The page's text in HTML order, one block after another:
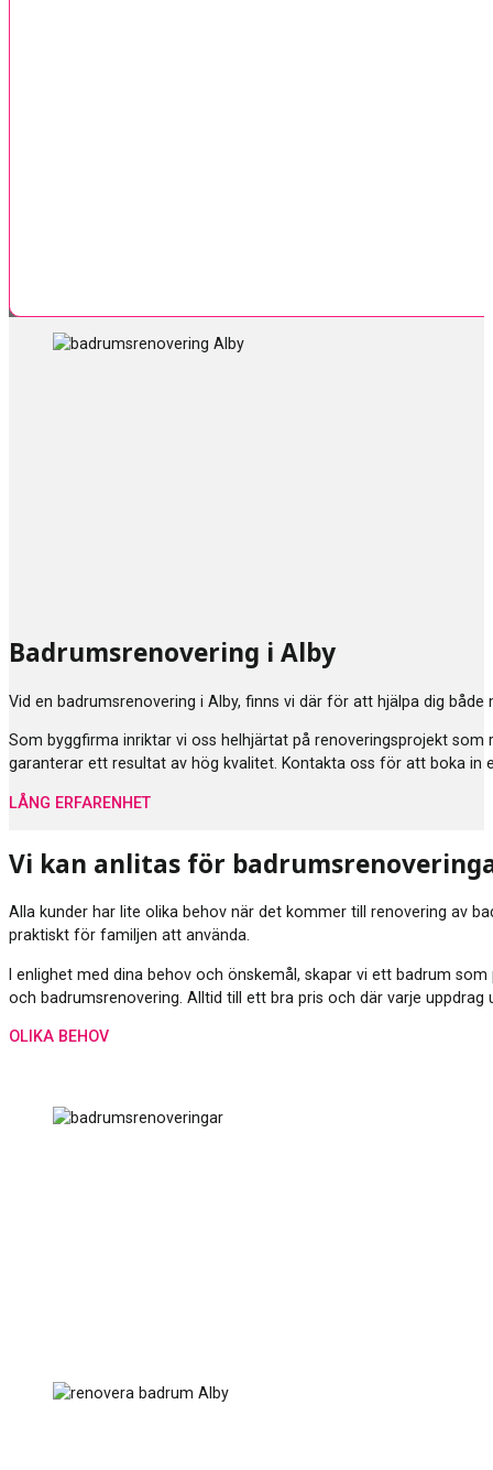
Badrumsrenovering i Alby
Vid en badrumsrenovering i Alby, finns vi där för att hjälpa dig
Som byggfirma inriktar vi oss helhjärtat på renoveringsprojekt
garanterar ett resultat av hög kvalitet. Kontakta oss för att boka
LÅNG ERFARENHET
Vi kan anlitas för
Alla kunder har lite olika behov när det kommer till renovering av
praktiskt för familjen att använda.
I enlighet med dina behov och önskemål, skapar vi ett badrum
och badrumsrenovering. Alltid till ett bra pris och där varje
OLIKA BEHOV